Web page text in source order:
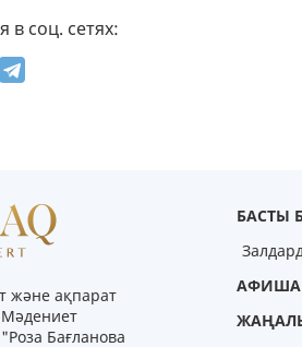
в соц. сетях:
және ақпарат
Мәдениет
Бағланова
БАСТЫ
АФИША